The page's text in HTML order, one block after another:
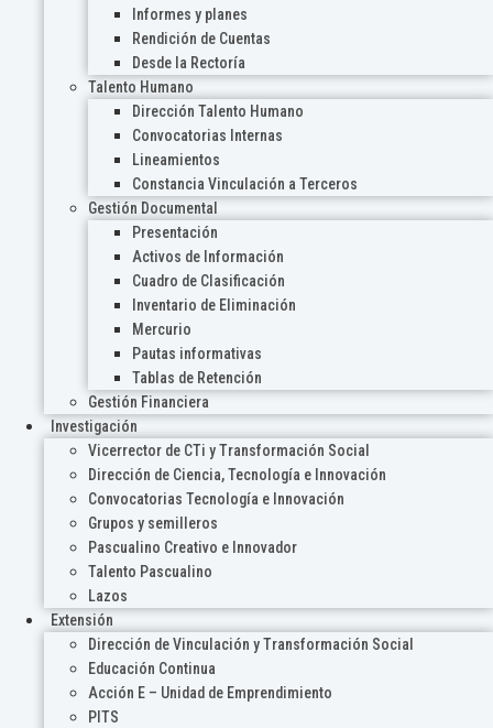
Informes y planes
Rendición de Cuentas
Desde la Rectoría
Talento Humano
Dirección Talento Humano
Convocatorias Internas
Lineamientos
Constancia Vinculación a Terceros
Gestión Documental
Presentación
Activos de Información
Cuadro de Clasificación
Inventario de Eliminación
Mercurio
Pautas informativas
Tablas de Retención
Gestión Financiera
Investigación
Vicerrector de CTi y Transformación Social
Dirección de Ciencia, Tecnología e Innovación
Convocatorias Tecnología e Innovación
Grupos y semilleros
Pascualino Creativo e Innovador
Talento Pascualino
Lazos
Extensión
Dirección de Vinculación y Transformación Social
Educación Continua
Acción E – Unidad de Emprendimiento
PITS